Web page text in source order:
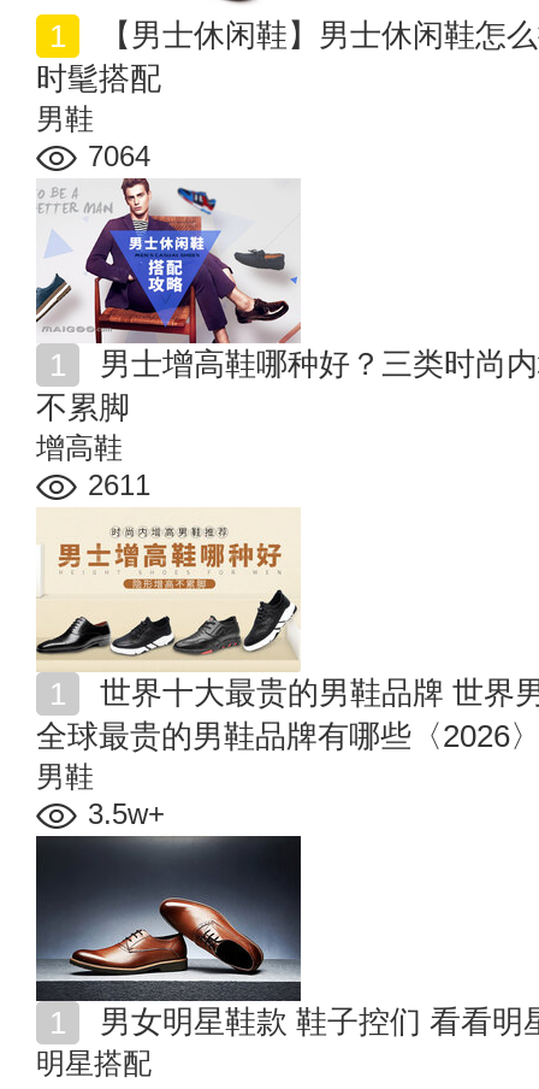
时髦搭配
男鞋
7064
不累脚
增高鞋
2611
全球最贵的男鞋品牌有哪些〈2026
男鞋
3.5w+
男女明星鞋款 鞋子控们 看看明
明星搭配